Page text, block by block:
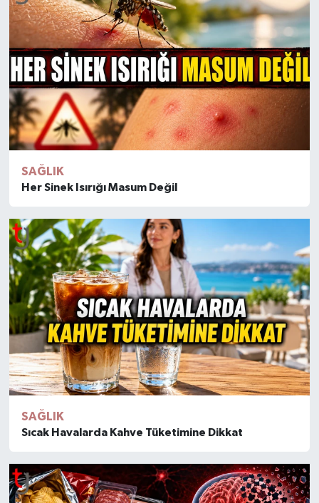
SAĞLIK
Her Sinek Isırığı Masum Değil
SAĞLIK
Sıcak Havalarda Kahve Tüketimine Dikkat